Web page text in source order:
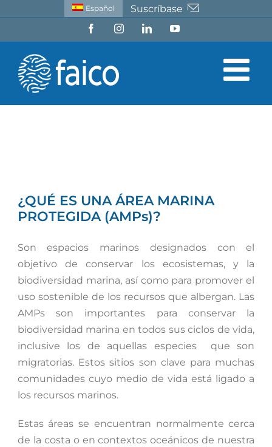
contenido
Español Suscríbase
FacebookInstagramLinkedInYouTube
¿QUÉ ES UNA ÁREA MARINA
PROTEGIDA (AMPs)?
Son espacios marinos designados con el
objetivo de conservar los ecosistemas, y la
biodiversidad marina, así como para promover el
uso sostenible de los recursos que albergan. Las
AMPs son importantes para conservar la
biodiversidad marina en todos sus ciclos de vida,
inclusive los de aquellas especies
que son
migratorias. Estos sitios son clave para muchas
comunidades cuyo medio de vida está ligado a
los recursos marinos.
Estas áreas se encuentran normalmente cerca
de la costa o en contextos oceánicos de nuestra